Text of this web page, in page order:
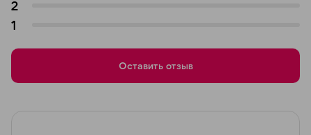
2
1
Оставить отзыв